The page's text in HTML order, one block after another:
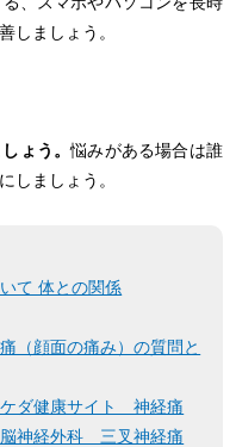
しましょう。
ょう。悩みがある場合は誰
しましょう。
て 体との関係
（顔面の痛み）の質問と
ダ健康サイト 神経痛
神経外科 三叉神経痛